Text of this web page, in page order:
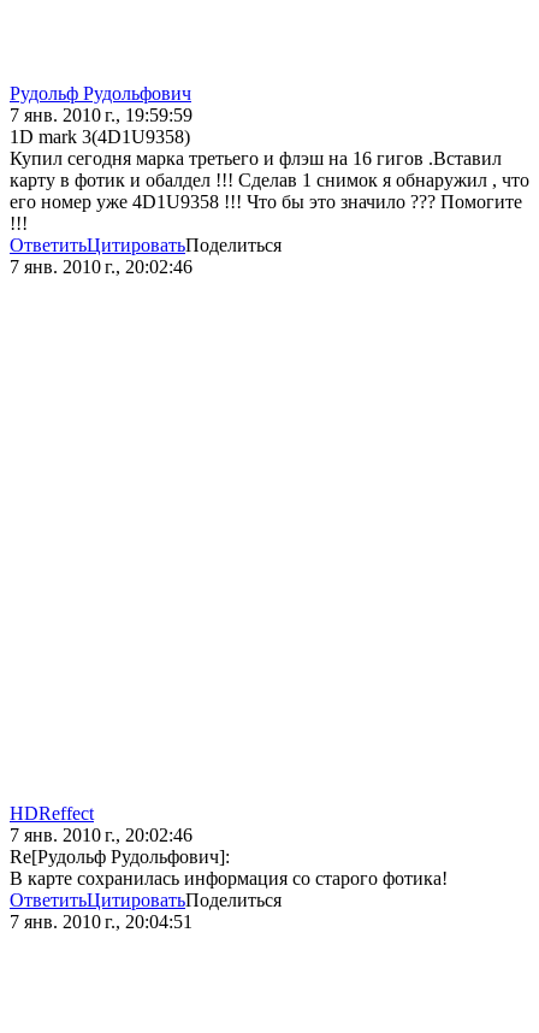
Рудольф Рудольфович
7 янв. 2010 г., 19:59:59
1D mark 3(4D1U9358)
Купил сегодня марка третьего и флэш на 16 гигов .Вставил
карту в фотик и обалдел !!! Сделав 1 снимок я обнаружил , что
его номер уже 4D1U9358 !!! Что бы это значило ??? Помогите
!!!
ОтветитьЦитироватьПоделиться
7 янв. 2010 г., 20:02:46
HDReffect
7 янв. 2010 г., 20:02:46
Re[Рудольф Рудольфович]:
В карте сохранилась информация со старого фотика!
ОтветитьЦитироватьПоделиться
7 янв. 2010 г., 20:04:51